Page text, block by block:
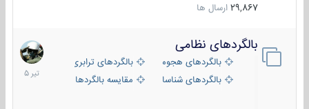
29,867 ارسال ها
بالگردهای نظامی
بالگردهای هجومی
بالگردهای ترابری
بالگردهای شناسایی
مقایسه بالگردها
22
تیر
1405